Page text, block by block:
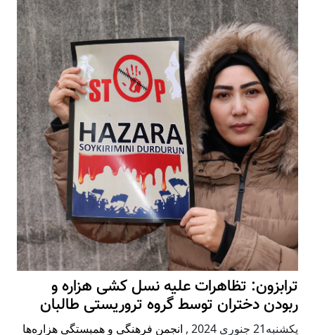
ترابزون: تظاهرات علیه نسل کشی هزاره و
ربودن دختران توسط گروه تروریستی طالبان
يكشنبه21 جنوری 2024 , انجمن فرهنگی و همبستگی هزاره‌ها